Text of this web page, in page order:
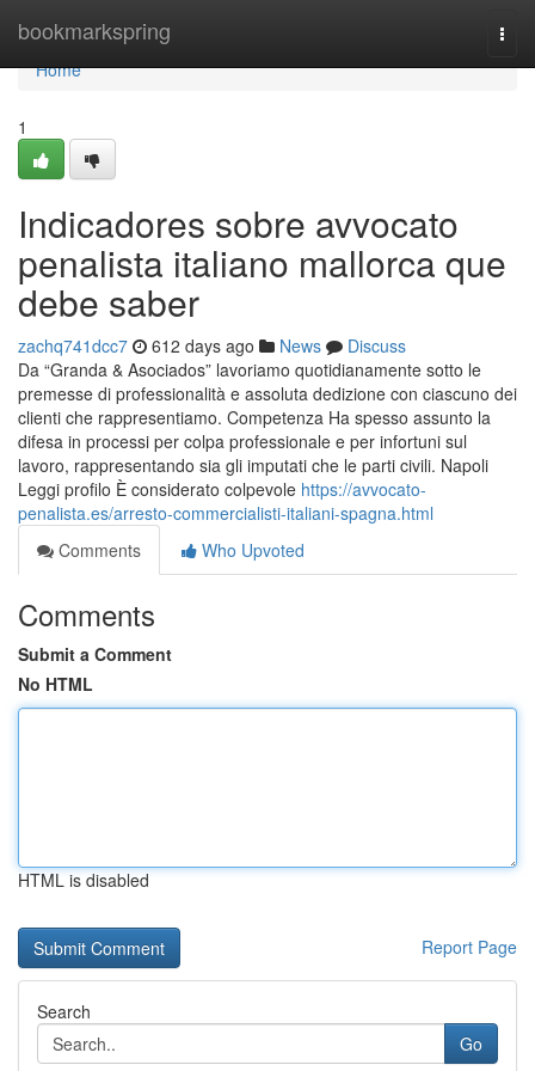
bookmarkspring
Home
Home
1
Indicadores sobre avvocato
penalista italiano mallorca que
debe saber
zachq741dcc7 612 days ago News
Discuss
Da “Granda & Asociados” lavoriamo quotidianamente sotto le
premesse di professionalità e assoluta dedizione con ciascuno dei
clienti che rappresentiamo. Competenza Ha spesso assunto la
difesa in processi per colpa professionale e per infortuni sul
lavoro, rappresentando sia gli imputati che le parti civili. Napoli
Leggi profilo È considerato colpevole https://avvocato-
penalista.es/arresto-commercialisti-italiani-spagna.html
Comments
Who Upvoted
Comments
Submit a Comment
No HTML
HTML is disabled
Report Page
Search
Go